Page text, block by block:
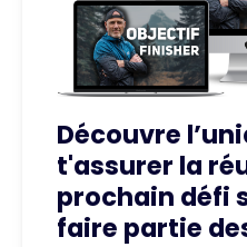
Découvre
t'assurer la
prochain défi
faire partie